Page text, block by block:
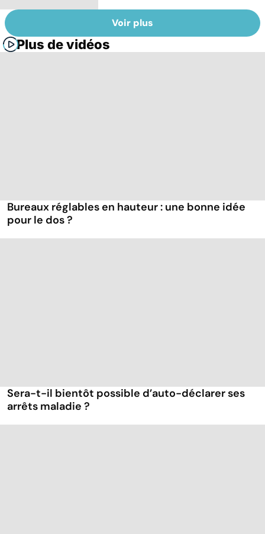
Voir plus
Plus de vidéos
Bureaux réglables en hauteur : une bonne idée
pour le dos ?
Sera-t-il bientôt possible d’auto-déclarer ses
arrêts maladie ?